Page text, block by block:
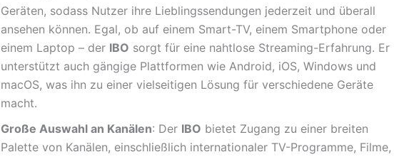
Geräten, sodass Nutzer ihre Lieblingssendungen jederzeit und überall
ansehen können. Egal, ob auf einem Smart-TV, einem Smartphone oder
einem Laptop – der IBO sorgt für eine nahtlose Streaming-Erfahrung. Er
unterstützt auch gängige Plattformen wie Android, iOS, Windows und
macOS, was ihn zu einer vielseitigen Lösung für verschiedene Geräte
macht.
Große Auswahl an Kanälen: Der IBO bietet Zugang zu einer breiten
Palette von Kanälen, einschließlich internationaler TV-Programme, Filme,